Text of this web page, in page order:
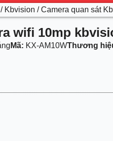
/ Kbvision /Camera quan sát
wifi 10mp
Mã: KX-AM10WThương